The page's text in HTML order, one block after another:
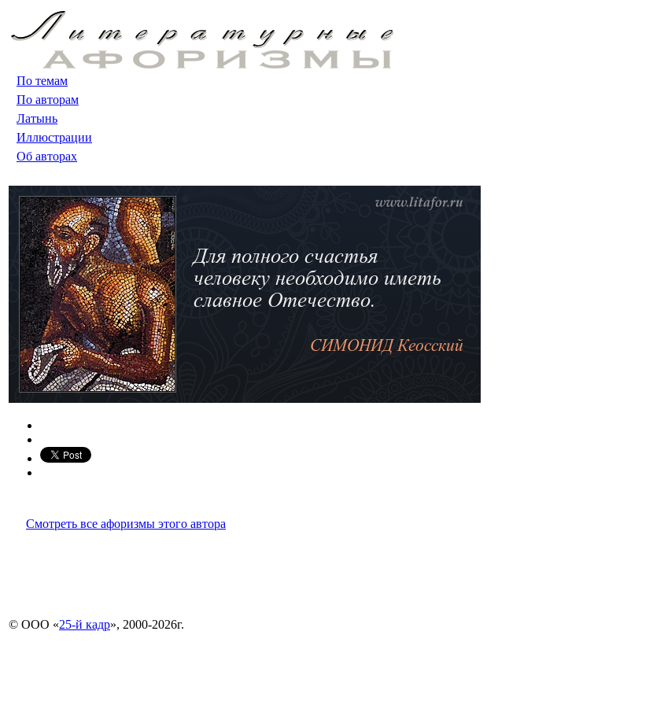
По темам
По авторам
Латынь
Иллюстрации
Об авторах
Смотреть все афоризмы этого автора
© ООО «25-й кадр», 2000-2026г.